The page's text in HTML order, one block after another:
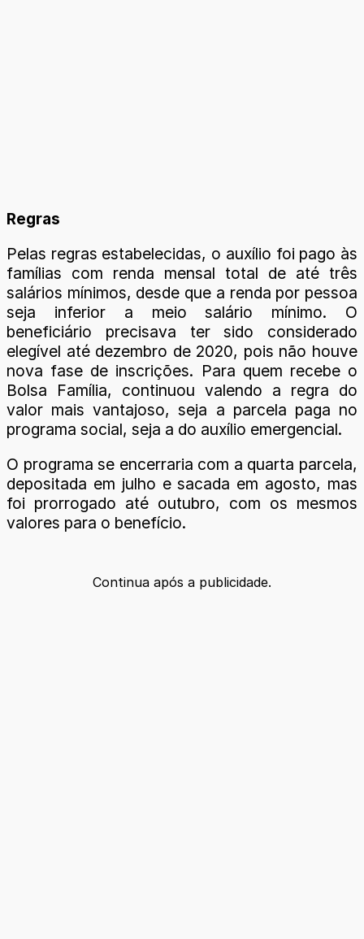
Regras
Pelas regras estabelecidas, o auxílio foi pago às
famílias com renda mensal total de até três
salários mínimos, desde que a renda por pessoa
seja inferior a meio salário mínimo. O
beneficiário precisava ter sido considerado
elegível até dezembro de 2020, pois não houve
nova fase de inscrições. Para quem recebe o
Bolsa Família, continuou valendo a regra do
valor mais vantajoso, seja a parcela paga no
programa social, seja a do auxílio emergencial.
O programa se encerraria com a quarta parcela,
depositada em julho e sacada em agosto, mas
foi prorrogado até outubro, com os mesmos
valores para o benefício.
Continua após a publicidade.